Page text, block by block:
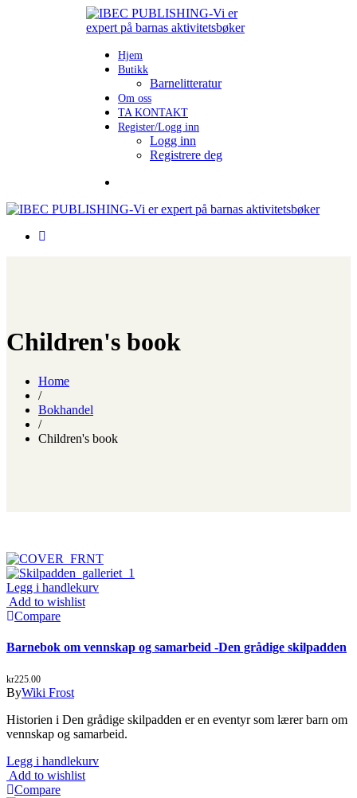
Hjem
Butikk
Barnelitteratur
Om oss
TA KONTAKT
Register/Logg inn
Logg inn
Registrere deg
Children's book
Home
/
Bokhandel
/
Children's book
Legg i handlekurv
Add to wishlist
Compare
Barnebok om vennskap og samarbeid -Den grådige skilpadden
kr225.00
ByWiki Frost
Historien i Den grådige skilpadden er en eventyr som lærer barn om
vennskap og samarbeid.
Legg i handlekurv
Add to wishlist
Compare